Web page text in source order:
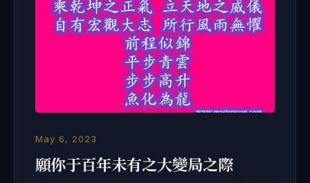
May 6, 2023
願你于百年未有之大變局之際